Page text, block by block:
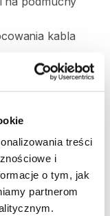
treści
i
o tym, jak
partnerom
kabla
rękawami